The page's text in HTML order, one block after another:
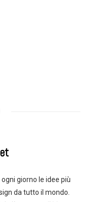
giorno le idee più
da tutto il mondo.